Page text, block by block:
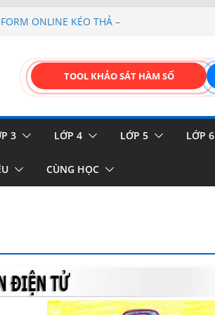
ONLINE KÉO THẢ –
liệu – Thêm, tìm, sửa,
của thực vật
TOOL KHẢO SÁT HÀM SỐ
3 LỚP 4 LỚP 5 LỚP 6
CÙNG HỌC